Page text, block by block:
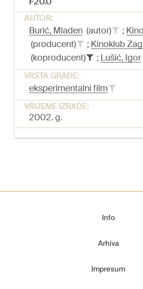
AUTOR:
Burić, Mladen (autor) ;
(producent)
; Kinoklub
(koproducent)
; Lušić, Igor
VRSTA GRAĐE:
eksperimentalni film
VRIJEME IZRADE:
2002. g.
Info
Arhiva
Impresum